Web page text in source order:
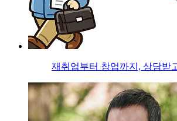
재취업부터 창업까지, 상담받